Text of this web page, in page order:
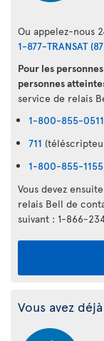
Ou appelez-nous
1-877-TRANSAT
Pour les
personnes
service de relais
1-800-855-0511
711
1-800-855-1155
Vous devez
relais Bell de
suivant : 1-866-
Vous avez